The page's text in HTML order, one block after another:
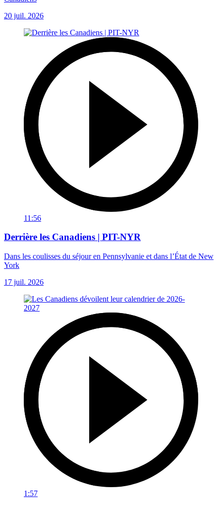
20 juil. 2026
11:56
Derrière les Canadiens | PIT-NYR
Dans les coulisses du séjour en Pennsylvanie et dans l’État de New
York
17 juil. 2026
1:57